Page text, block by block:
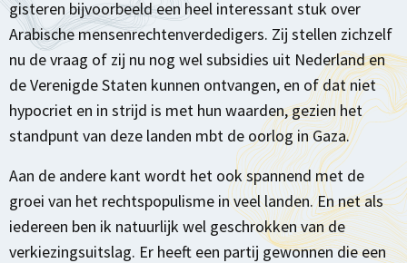
gisteren bijvoorbeeld een heel interessant stuk over
Arabische mensenrechtenverdedigers. Zij stellen zichzelf
nu de vraag of zij nu nog wel subsidies uit Nederland en
de Verenigde Staten kunnen ontvangen, en of dat niet
hypocriet en in strijd is met hun waarden, gezien het
standpunt van deze landen mbt de oorlog in Gaza.
Aan de andere kant wordt het ook spannend met de
groei van het rechtspopulisme in veel landen. En net als
iedereen ben ik natuurlijk wel geschrokken van de
verkiezingsuitslag. Er heeft een partij gewonnen die een